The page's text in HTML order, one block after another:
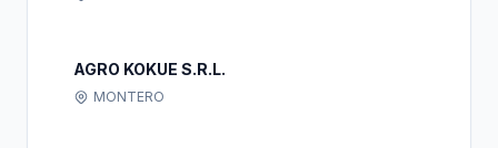
AGRO KOKUE S.R.L.
MONTERO